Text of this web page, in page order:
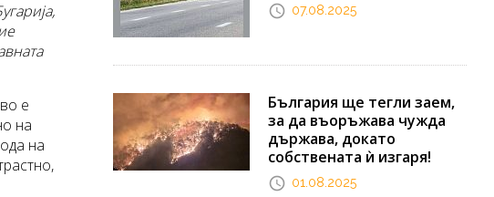
е
на
на
07.08.2025
България ще тегли заем,
за да въоръжава чужда
държава, докато
собствената ѝ изгаря!
01.08.2025